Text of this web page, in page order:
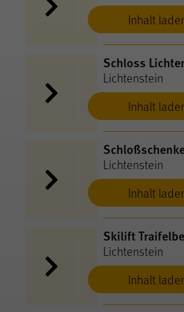
Inhalt
Inhalt
Schloss
Lichtenstein
Inhalt
Lichtenstein
Inhalt
Skilift
Lichtenstein